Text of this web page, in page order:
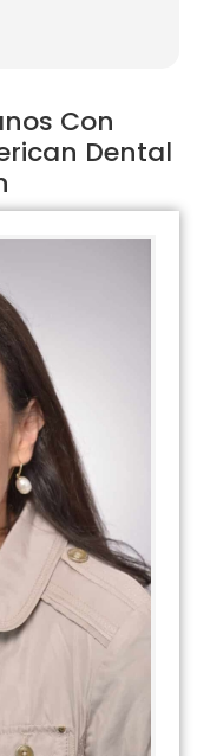
Con
Dental